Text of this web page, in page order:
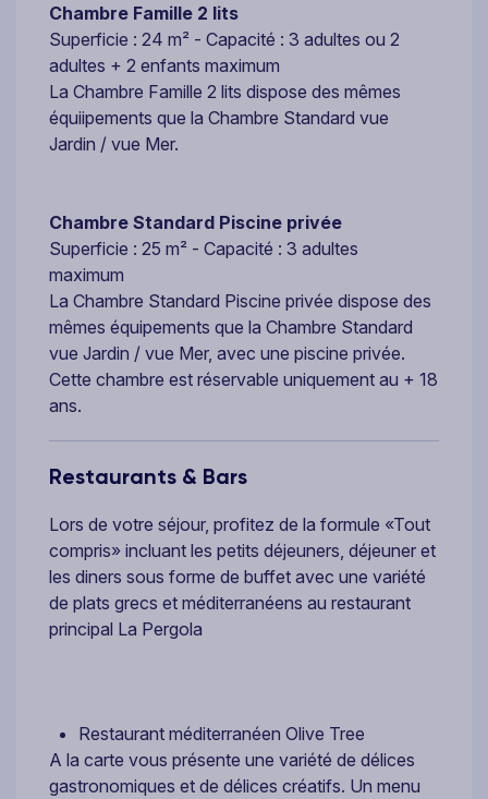
Chambre Famille 2 lits
Superficie : 24 m² - Capacité : 3 adultes ou 2
adultes + 2 enfants maximum
La Chambre Famille 2 lits dispose des mêmes
équiipements que la Chambre Standard vue
Jardin / vue Mer.
Chambre Standard Piscine privée
Superficie : 25 m² - Capacité : 3 adultes
maximum
La Chambre Standard Piscine privée dispose des
mêmes équipements que la Chambre Standard
vue Jardin / vue Mer, avec une piscine privée.
Cette chambre est réservable uniquement au + 18
ans.
Restaurants & Bars
Lors de votre séjour, profitez de la formule «Tout
compris» incluant les petits déjeuners, déjeuner et
les diners sous forme de buffet avec une variété
de plats grecs et méditerranéens au restaurant
principal La Pergola
Restaurant méditerranéen Olive Tree
A la carte vous présente une variété de délices
gastronomiques et de délices créatifs. Un menu